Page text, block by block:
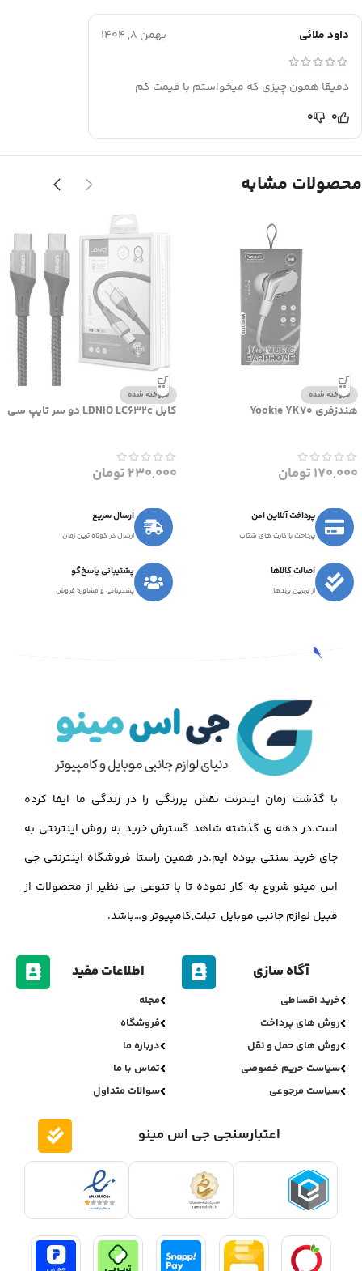
داود ملائی بهمن 8, 1404
دقیقا همون چیزی که میخواستم با قیمت کم
0
0
محصولات مشابه
فروخته شده
هندزفری Yookie YK70
170,000تومان
فروخته شده
کابل LDNIO LC632c دو سر تایپ سی
230,000تومان
پرداخت آنلاین امن
پرداخت با کارت های شتاب
ارسال سریع
ارسال در کوتاه ترین زمان
اصالت کالاها
از برترین برندها
پشتیبانی پاسخ‌گو
پشتیبانی و مشاوره فروش
با گذشت زمان اینترنت نقش پررنگی را در زندگی ما ایفا کرده
است.در دهه ی گذشته شاهد گسترش خرید به روش اینترنتی به
جای خرید سنتی بوده ایم.در همین راستا فروشگاه اینترنتی جی
اس مینو شروع به کار نموده تا با تنوعی بی نظیر از محصولات از
قبیل لوازم جانبی موبایل ,تبلت,کامپیوتر و…باشد.
آگاه سازی
خرید اقساطی
روش های پرداخت
روش های حمل و نقل
سیاست حریم خصوصی
سیاست مرجوعی
اطلاعات مفید
مجله
فروشگاه
درباره ما
تماس با ما
سوالات متداول
اعتبارسنجی جی اس مینو